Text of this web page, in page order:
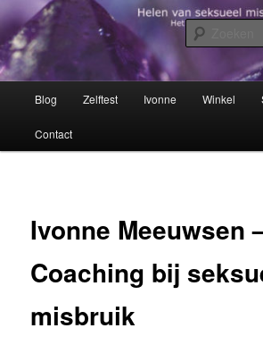
Spring
naar
de
primaire
inhoudHelen van seksueel
Het trauma voorbij!
Blog Zelftest Ivonne Winkel
Contact
Ivonne Meeuwsen
Coaching bij
misbruik